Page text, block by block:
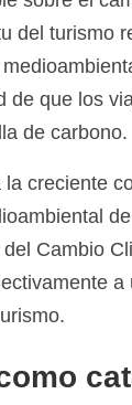
del turismo
de que los
de carbono.
la creciente
Cambio
a